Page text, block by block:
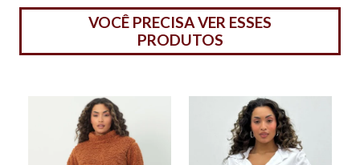
VOCÊ PRECISA VER ESSES
PRODUTOS